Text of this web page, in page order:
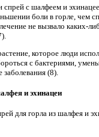
спрей с шалфеем и
боли в горле, чем
не вызвало каких-
которое люди
с бактериями,
заболевания (8).
и эхинацеи
для горла из шалфея и